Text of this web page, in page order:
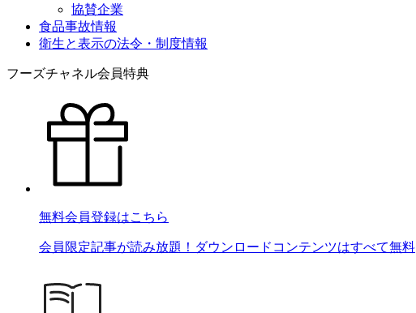
協賛企業
食品事故情報
衛生と表示の法令・制度情報
フーズチャネル会員特典
無料会員登録はこちら
会員限定記事が読み放題！ダウンロードコンテンツはすべて無料